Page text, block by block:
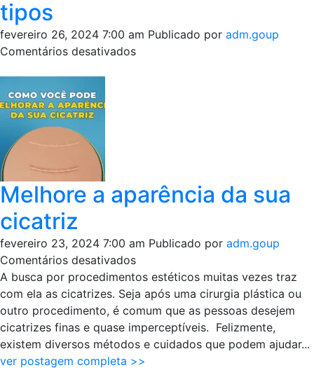
tipos
fevereiro 26, 2024 7:00 am Publicado por adm.goup
Comentários desativadosem
Melhore a aparência da sua
cicatriz
fevereiro 23, 2024 7:00 am Publicado por adm.goup
Comentários desativadosem
Melhore
a
aparência
da
sua
cicatriz
A busca por procedimentos estéticos muitas vezes traz
com ela as cicatrizes. Seja após uma cirurgia plástica ou
outro procedimento, é comum que as pessoas desejem
cicatrizes finas e quase imperceptíveis. Felizmente,
existem diversos métodos e cuidados que podem ajudar...
ver postagem completa >>